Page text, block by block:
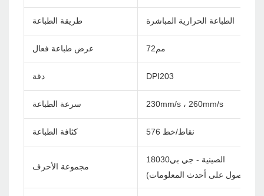
طريقة الطباعة الطباعة الحرارية المباشرة
عرض طباعة فعال مم72
دقة DPI203
سرعة الطباعة 230mm/s ، 260mm/s
كثافة الطباعة 576 نقاط/خط
مجموعة الأحرف
الصينية - جي بي18030
بنا للحصول على أحدث المعلومات)